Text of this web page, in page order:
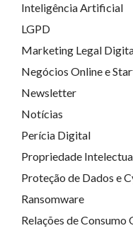
Inteligência Artificial
LGPD
Marketing Legal
Negócios Online e
Newsletter
Notícias
Perícia Digital
Propriedade
Proteção de Dados e
Ransomware
Relações de Consumo